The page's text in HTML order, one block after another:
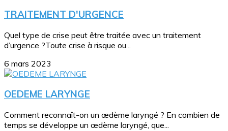
TRAITEMENT D'URGENCE
Quel type de crise peut être traitée avec un traitement
d’urgence ?Toute crise à risque ou...
6 mars 2023
OEDEME LARYNGE
Comment reconnaît-on un œdème laryngé ? En combien de
temps se développe un œdème laryngé, que...